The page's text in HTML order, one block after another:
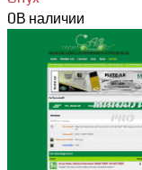
0В наличии
Аккаунт
CarTechnology
доступ
форуму